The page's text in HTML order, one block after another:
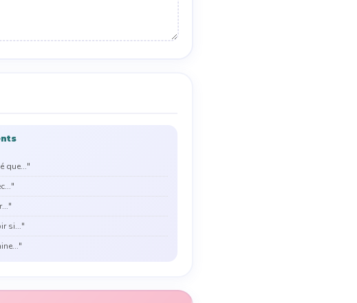
que..."
si..."